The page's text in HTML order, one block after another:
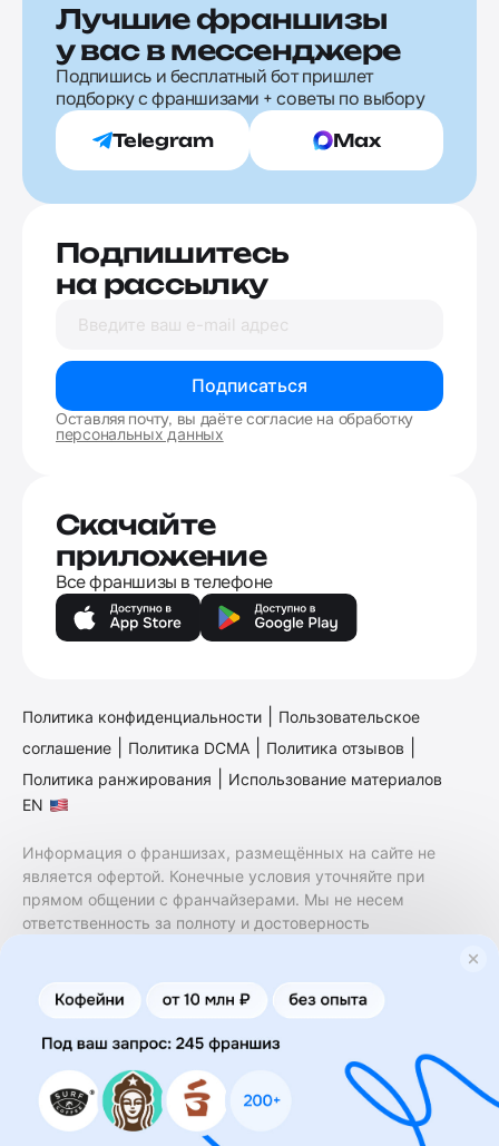
Лучшие франшизы
у вас в мессенджере
Подпишись и бесплатный бот пришлет
подборку с франшизами + советы по выбору
Telegram Max
Подпишитесь
на рассылку
Подписаться
Оставляя почту, вы даёте согласие на обработку
персональных данных
Скачайте
приложение
Все франшизы в телефоне
Политика конфиденциальности
Пользовательское
соглашение
Политика DCMA Политика отзывов
Политика ранжирования
Использование материалов
EN
Информация о франшизах, размещённых на сайте не
является офертой. Конечные условия уточняйте при
прямом общении с франчайзерами. Мы не несем
ответственность за полноту и достоверность
финансовые услуги. Заключение договоров
коммерческой концессии (франчайзинга) осуществляется
правообладателями/их представителями. Бизнесменс.ру
не является посредником или представителем
правообладателя и не несет ответственность за условия
предоставления франшизы и действия лиц,
осуществленные на основании информации, имеющейся